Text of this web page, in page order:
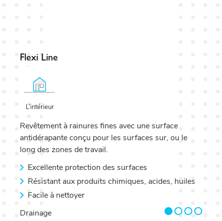
Flexi Line
L’intérieur
Revêtement à rainures fines avec une surface
antidérapante conçu pour les surfaces sur, ou le
long des zones de travail.
Excellente protection des surfaces
Résistant aux produits chimiques, acides, huiles
Facile à nettoyer
Drainage
1/4